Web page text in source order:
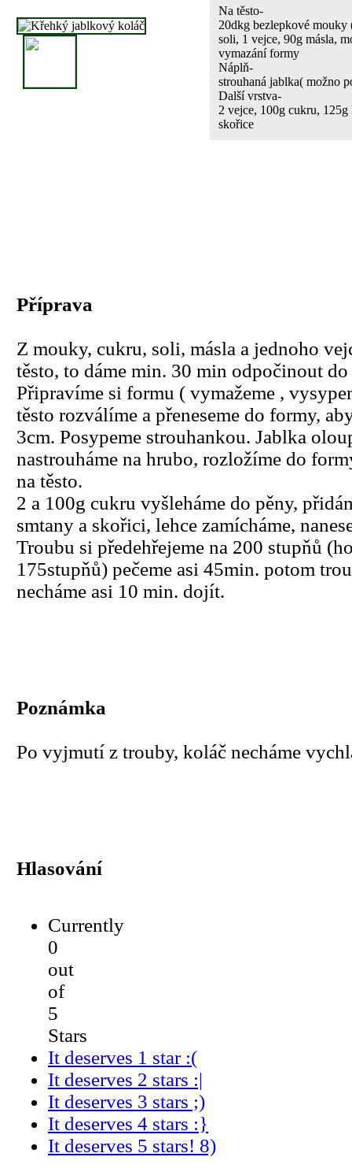
Na těsto-
20dkg bezlepkové
soli, 1 vejce, 90g másla,
vymazání formy
Náplň-
strouhaná jablka( možno
Další vrstva-
2 vejce, 100g cukru, 125g
skořice
Příprava
Z mouky, cukru, soli, másla a jednoho
těsto, to dáme min. 30 min odpočinout
Připravíme si formu ( vymažeme ,
těsto rozválíme a přeneseme do formy,
3cm. Posypeme strouhankou. Jablka
nastrouháme na hrubo, rozložíme do
na těsto.
2 a 100g cukru vyšleháme do pěny,
smtany a skořici, lehce zamícháme,
Troubu si předehřejeme na 200 stupňů
175stupňů) pečeme asi 45min. potom
necháme asi 10 min. dojít.
Poznámka
Po vyjmutí z trouby, koláč necháme
Hlasování
Currently
0
out
of
5
Stars
It deserves 1 star :(
It deserves 2 stars :|
It deserves 3 stars ;)
It deserves 4 stars :}
It deserves 5 stars! 8)